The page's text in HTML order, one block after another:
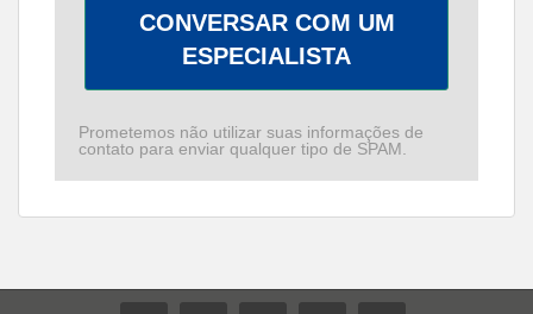
CONVERSAR COM UM
ESPECIALISTA
Prometemos não utilizar suas informações de
contato para enviar qualquer tipo de SPAM.